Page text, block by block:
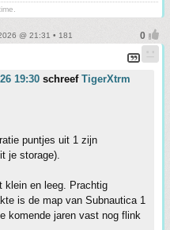
@ 21:31 • 181
19:30 schreef TigerXtrm
puntjes uit 1 zijn
je storage).
klein en leeg. Prachtig
is de map van Subnautica 1
komende jaren vast nog flink